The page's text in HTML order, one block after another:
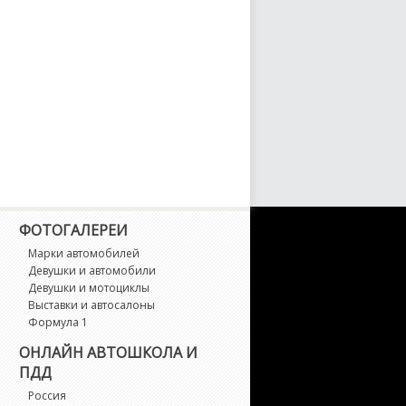
Class AMG
Class
Class AMG
Coupe
ФОТОГАЛЕРЕИ
Марки автомобилей
Девушки и автомобили
Девушки и мотоциклы
Выставки и автосалоны
Формула 1
ОНЛАЙН АВТОШКОЛА И
ПДД
Россия